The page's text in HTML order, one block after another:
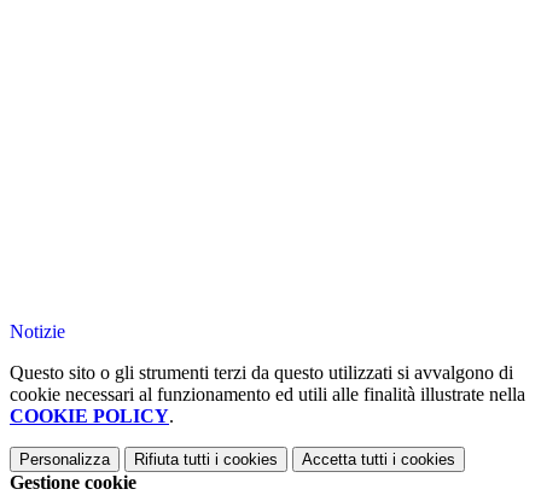
Notizie
Questo sito o gli strumenti terzi da questo utilizzati si avvalgono di
cookie necessari al funzionamento ed utili alle finalità illustrate nella
COOKIE POLICY.
Personalizza Rifiuta tutti i cookies Accetta tutti i cookies
Gestione cookie